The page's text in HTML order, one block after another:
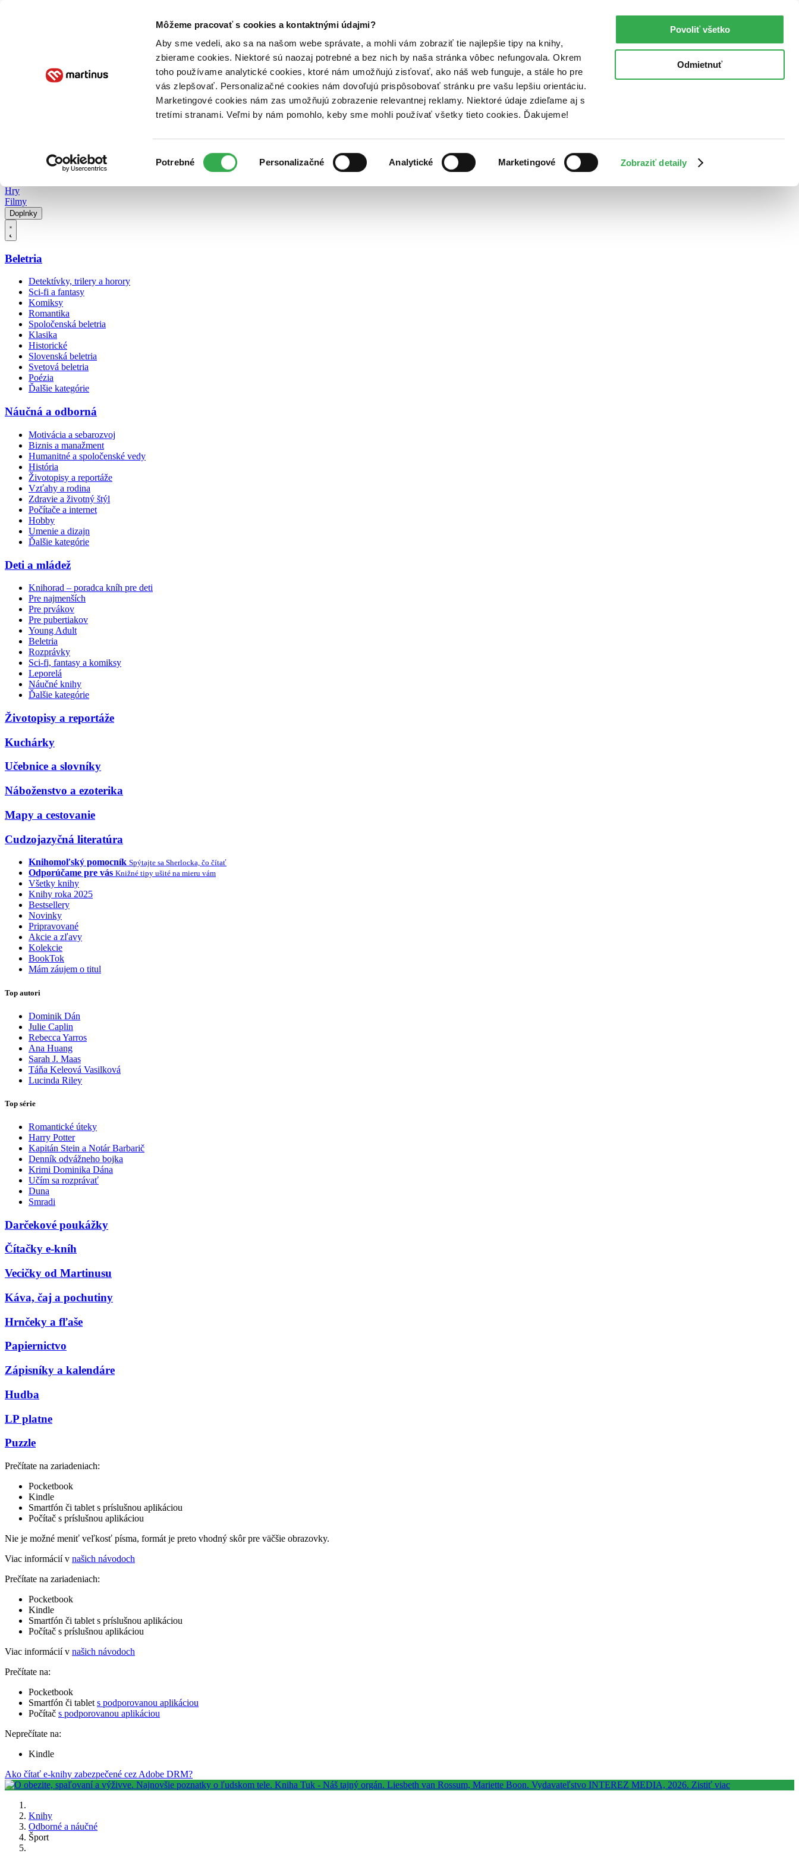
Môžeme pracovať s cookies a kontaktnými údajmi?
Aby sme vedeli, ako sa na našom webe správate, a mohli vám zobraziť tie najlepšie tipy na knihy,
zbierame cookies. Niektoré sú naozaj potrebné a bez nich by naša stránka vôbec nefungovala. Okrem
toho používame analytické cookies, ktoré nám umožňujú zisťovať, ako náš web funguje, a stále ho pre
vás zlepšovať. Personalizačné cookies nám dovoľujú prispôsobovať stránku pre vašu lepšiu orientáciu.
Marketingové cookies nám zas umožňujú zobrazenie relevantnej reklamy. Niektoré údaje zdieľame aj s
tretími stranami. Veľmi by nám pomohlo, keby sme mohli používať všetky tieto cookies. Ďakujeme!
súhlasu
Potrebné Personalizačné Analytické Marketingové Zobraziť detaily
Povoliť všetko
Odmietnuť
Poukážky Kontakt
Hry
Filmy
Doplnky
Beletria
Detektívky, trilery a horory
Sci-fi a fantasy
Komiksy
Romantika
Spoločenská beletria
Klasika
Historické
Slovenská beletria
Svetová beletria
Poézia
Ďalšie kategórie
Náučná a odborná
Motivácia a sebarozvoj
Biznis a manažment
Humanitné a spoločenské vedy
História
Životopisy a reportáže
Vzťahy a rodina
Zdravie a životný štýl
Počítače a internet
Hobby
Umenie a dizajn
Ďalšie kategórie
Deti a mládež
Knihorad – poradca kníh pre deti
Pre najmenších
Pre prvákov
Pre pubertiakov
Young Adult
Beletria
Rozprávky
Sci-fi, fantasy a komiksy
Leporelá
Náučné knihy
Ďalšie kategórie
Životopisy a reportáže
Kuchárky
Učebnice a slovníky
Náboženstvo a ezoterika
Mapy a cestovanie
Cudzojazyčná literatúra
Knihomoľský pomocník Spýtajte sa Sherlocka, čo čítať
Odporúčame pre vás Knižné tipy ušité na mieru vám
Všetky knihy
Knihy roka 2025
Bestsellery
Novinky
Pripravované
Akcie a zľavy
Kolekcie
BookTok
Mám záujem o titul
Top autori
Dominik Dán
Julie Caplin
Rebecca Yarros
Ana Huang
Sarah J. Maas
Táňa Keleová Vasilková
Lucinda Riley
Top série
Romantické úteky
Harry Potter
Kapitán Stein a Notár Barbarič
Denník odvážneho bojka
Krimi Dominika Dána
Učím sa rozprávať
Duna
Smradi
Darčekové poukážky
Čítačky e-kníh
Vecičky od Martinusu
Káva, čaj a pochutiny
Hrnčeky a fľaše
Papiernictvo
Zápisníky a kalendáre
Hudba
LP platne
Puzzle
Prečítate na zariadeniach:
Pocketbook
Kindle
Smartfón či tablet s príslušnou aplikáciou
Počítač s príslušnou aplikáciou
Nie je možné meniť veľkosť písma, formát je preto vhodný skôr pre väčšie obrazovky.
Viac informácií v našich návodoch
Prečítate na zariadeniach:
Pocketbook
Kindle
Smartfón či tablet s príslušnou aplikáciou
Počítač s príslušnou aplikáciou
Viac informácií v našich návodoch
Prečítate na:
Pocketbook
Smartfón či tablet s podporovanou aplikáciou
Počítač s podporovanou aplikáciou
Neprečítate na:
Kindle
Ako čítať e-knihy zabezpečené cez Adobe DRM?
Knihy
Odborné a náučné
Šport